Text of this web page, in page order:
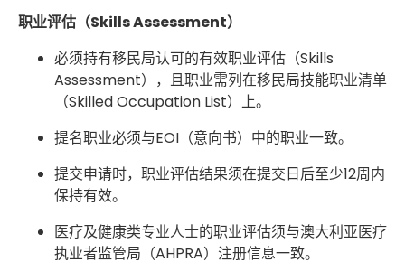
职业评估（Skills Assessment）
必须持有移民局认可的有效职业评估（Skills
Assessment），且职业需列在移民局技能职业清单
（Skilled Occupation List）上。
提名职业必须与EOI（意向书）中的职业一致。
提交申请时，职业评估结果须在提交日后至少12周内
保持有效。
医疗及健康类专业人士的职业评估须与澳大利亚医疗
执业者监管局（AHPRA）注册信息一致。